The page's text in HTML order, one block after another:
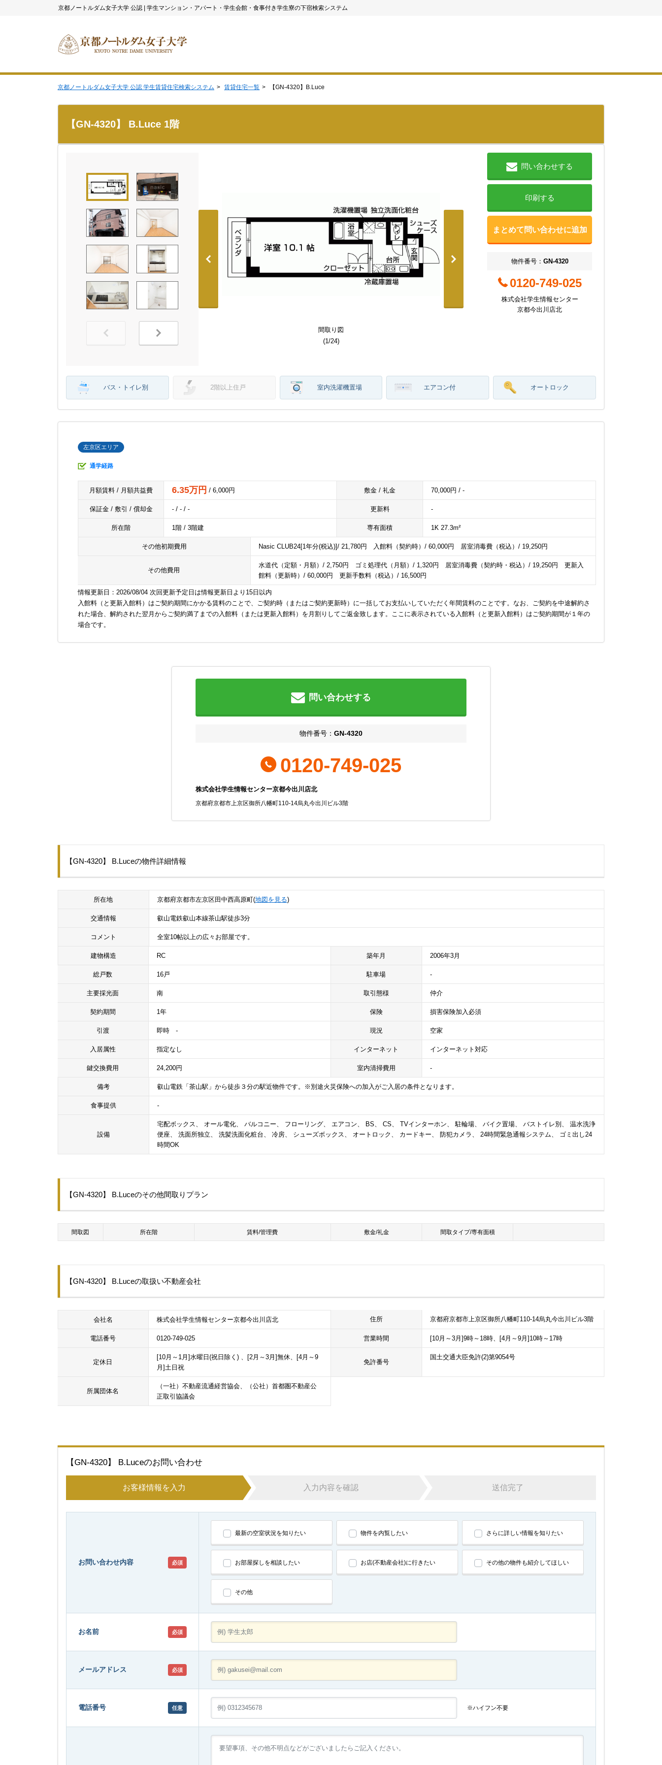
京都ノートルダム女子大学 公認 学生マンション・アパート・学生会館・食事付き学生寮の下宿検索システム
京都ノートルダム女子大学 公認 学生賃貸住宅検索システム 賃貸住宅一覧 【GN-4320】B.Luce
【GN-4320】 B.Luce 1階
その他共用部分
(1 /24)
間取り図
(1 /24)
建物外観
(1 /24)
建物外観
(1 /24)
居室・リビング
(1 /24)
居室・リビング
(1 /24)
キッチン
(1 /24)
キッチン
(1 /24)
バス
(1 /24)
トイレ
(1 /24)
収納
(1 /24)
収納
(1 /24)
その他部屋スペース
(1 /24)
その他部屋スペース
(1 /24)
洗面所写真
(1 /24)
バルコニー
(1 /24)
セキュリティ
(1 /24)
その他設備
(1 /24)
その他設備
(1 /24)
その他設備
(1 /24)
エントランス
(1 /24)
エントランス
(1 /24)
その他共用部分
(1 /24)
その他共用部分
(1 /24)
その他共用部分
(1 /24)
間取り図
(1 /24)
問い合わせする
印刷する
まとめて問い合わせに追加
物件番号： GN-4320
0120-749-025
株式会社学生情報センター
京都今出川店北
バス・トイレ別 2階以上住戸 室内洗濯機置場 エアコン付 オートロック
左京区エリア
通学経路
月額賃料 / 月額共益費 6.35万円 / 6,000円 敷金 / 礼金 70,000円 / -
保証金 / 敷引 / 償却金 - / - / - 更新料 -
所在階 1階 / 3階建 専有面積 1K 27.3m²
その他初期費用 Nasic CLUB24[1年分(税込)]/ 21,780円 入館料（契約時）/ 60,000円 居室消毒費（税込）/ 19,250円
その他費用
水道代（定額・月額）/ 2,750円 ゴミ処理代（月額）/ 1,320円 居室消毒費（契約時・税込）/ 19,250円 更新入
館料（更新時）/ 60,000円 更新手数料（税込）/ 16,500円
情報更新日：2026/08/04 次回更新予定日は情報更新日より15日以内
入館料（と更新入館料）はご契約期間にかかる賃料のことで、ご契約時（またはご契約更新時）に一括してお支払いしていただく年間賃料のことです。なお、ご契約を中途解約さ
れた場合、解約された翌月からご契約満了までの入館料（または更新入館料）を月割りしてご返金致します。ここに表示されている入館料（と更新入館料）はご契約期間が１年の
場合です。
問い合わせする
物件番号： GN-4320
0120-749-025
株式会社学生情報センター京都今出川店北
京都府京都市上京区御所八幡町110-14烏丸今出川ビル3階
【GN-4320】 B.Luceの物件詳細情報
所在地 京都府京都市左京区田中西高原町(地図を見る)
交通情報 叡山電鉄叡山本線茶山駅徒歩3分
コメント 全室10帖以上の広々お部屋です。
建物構造 RC 築年月 2006年3月
総戸数 16戸 駐車場 -
主要採光面 南 取引態様 仲介
契約期間 1年 保険 損害保険加入必須
引渡 即時 - 現況 空家
入居属性 指定なし インターネット インターネット対応
鍵交換費用 24,200円 室内清掃費用 -
備考 叡山電鉄「茶山駅」から徒歩３分の駅近物件です。※別途火災保険への加入がご入居の条件となります。
食事提供 -
設備
宅配ボックス、 オール電化、 バルコニー、 フローリング、 エアコン、 BS、 CS、 TVインターホン、 駐輪場、 バイク置場、 バストイレ別、 温水洗浄
便座、 洗面所独立、 洗髪洗面化粧台、 冷房、 シューズボックス、 オートロック、 カードキー、 防犯カメラ、 24時間緊急通報システム、 ゴミ出し24
時間OK
【GN-4320】 B.Luceのその他間取りプラン
間取図 所在階 賃料/管理費 敷金/礼金 間取タイプ/専有面積
【GN-4320】 B.Luceの取扱い不動産会社
会社名 株式会社学生情報センター京都今出川店北 住所 京都府京都市上京区御所八幡町110-14烏丸今出川ビル3階
電話番号 0120-749-025 営業時間 [10月～3月]9時～18時、[4月～9月]10時～17時
定休日
[10月～1月]水曜日(祝日除く) 、[2月～3月]無休、[4月～9
月]土日祝
免許番号
国土交通大臣免許(2)第9054号
所属団体名
（一社）不動産流通経営協会、（公社）首都圏不動産公
正取引協議会
【GN-4320】 B.Luceのお問い合わせ
お客様情報を入力 入力内容を確認 送信完了
お問い合わせ内容 必須
最新の空室状況を知りたい 物件を内覧したい さらに詳しい情報を知りたい
お部屋探しを相談したい お店(不動産会社)に行きたい その他の物件も紹介してほしい
その他
お名前 必須
メールアドレス 必須
電話番号 任意 ※ハイフン不要